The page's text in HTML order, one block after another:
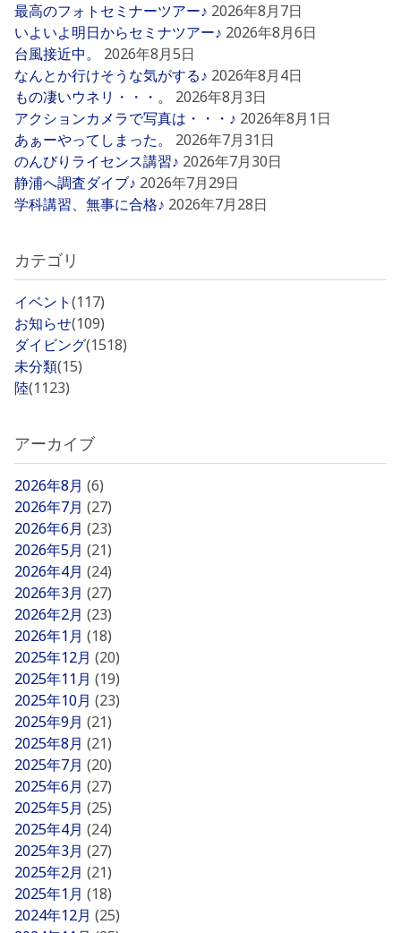
最高のフォトセミナーツアー♪ 2026年8月7日
いよいよ明日からセミナツアー♪ 2026年8月6日
台風接近中。
2026年8月5日
なんとか行けそうな気がする♪ 2026年8月4日
もの凄いウネリ・・・。
2026年8月3日
アクションカメラで写真は・・・♪ 2026年8月1日
あぁーやってしまった。
2026年7月31日
のんびりライセンス講習♪ 2026年7月30日
静浦へ調査ダイブ♪ 2026年7月29日
学科講習、無事に合格♪ 2026年7月28日
カテゴリ
イベント(117)
お知らせ(109)
ダイビング(1518)
未分類(15)
陸(1123)
アーカイブ
2026年8月 (6)
2026年7月 (27)
2026年6月 (23)
2026年5月 (21)
2026年4月 (24)
2026年3月 (27)
2026年2月 (23)
2026年1月 (18)
2025年12月 (20)
2025年11月 (19)
2025年10月 (23)
2025年9月 (21)
2025年8月 (21)
2025年7月 (20)
2025年6月 (27)
2025年5月 (25)
2025年4月 (24)
2025年3月 (27)
2025年2月 (21)
2025年1月 (18)
2024年12月 (25)